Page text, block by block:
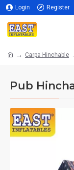
Login Register
Carpa Hinchable
Pub